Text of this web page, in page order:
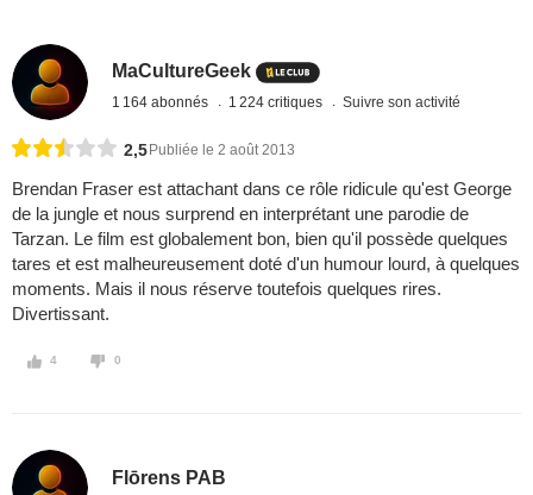
MaCultureGeek
1 164 abonnés 1 224 critiques Suivre son activité
2,5 Publiée le 2 août 2013
Brendan Fraser est attachant dans ce rôle ridicule qu'est George
de la jungle et nous surprend en interprétant une parodie de
Tarzan. Le film est globalement bon, bien qu'il possède quelques
tares et est malheureusement doté d'un humour lourd, à quelques
moments. Mais il nous réserve toutefois quelques rires.
Divertissant.
4 0
Flōrens PAB